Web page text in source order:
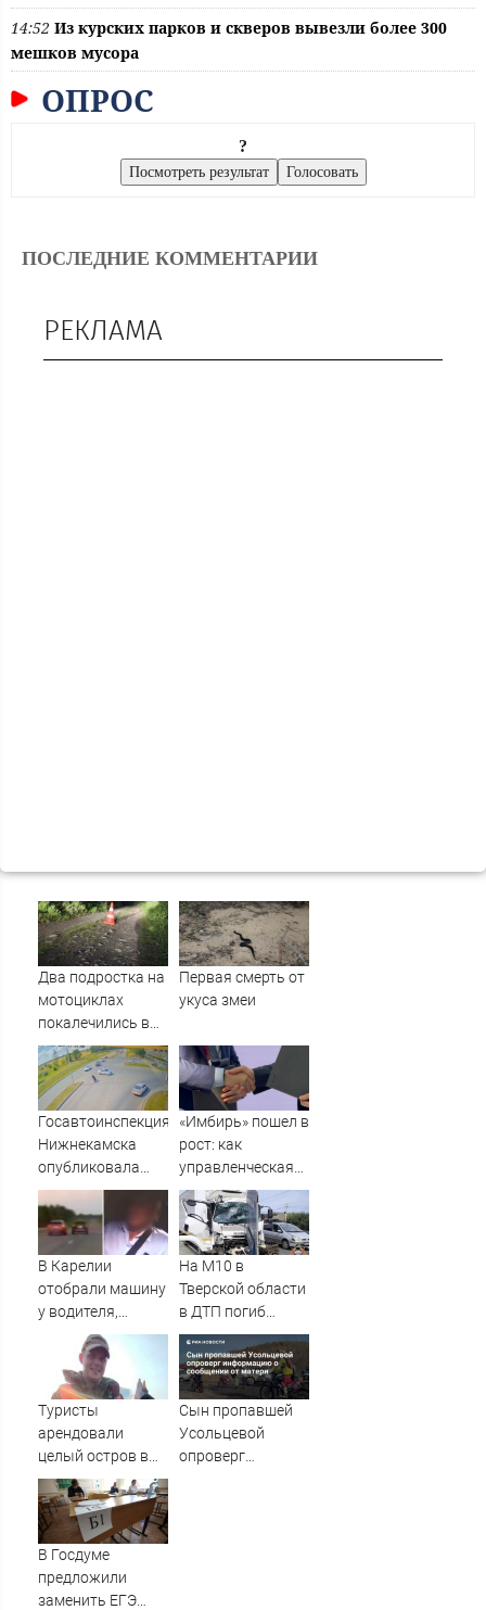
14:52 Из курских парков и скверов вывезли более 300
мешков мусора
ОПРОС
?
ПОСЛЕДНИЕ КОММЕНТАРИИ
РЕКЛАМА
Два подростка на
мотоциклах
покалечились в
Карелии (ФОТО)
Первая смерть от
укуса змеи
Госавтоинспекция
Нижнекамска
опубликовала
видео жесткого
ДТП с участием
питбайкера
07/08/2026 –
Новости
«Имбирь» пошел в
рост: как
управленческая
реформа
принесла
прибыль - АБН 24
В Карелии
отобрали машину
у водителя,
который петлял
на трассе
(ВИДЕО)
На М10 в
Тверской области
в ДТП погиб
водитель
большегруза –
Новости Твери и
городов Тверской
области сегодня -
Туристы
арендовали
целый остров в
Карелии (ФОТО)
Сын пропавшей
Усольцевой
опроверг
В Госдуме
предложили
заменить ЕГЭ